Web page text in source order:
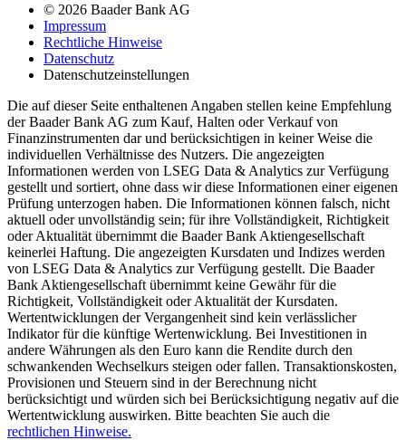
© 2026 Baader Bank AG
Impressum
Rechtliche Hinweise
Datenschutz
Datenschutzeinstellungen
Die auf dieser Seite enthaltenen Angaben stellen keine Empfehlung
der Baader Bank AG zum Kauf, Halten oder Verkauf von
Finanzinstrumenten dar und berücksichtigen in keiner Weise die
individuellen Verhältnisse des Nutzers. Die angezeigten
Informationen werden von LSEG Data & Analytics zur Verfügung
gestellt und sortiert, ohne dass wir diese Informationen einer eigenen
Prüfung unterzogen haben. Die Informationen können falsch, nicht
aktuell oder unvollständig sein; für ihre Vollständigkeit, Richtigkeit
oder Aktualität übernimmt die Baader Bank Aktiengesellschaft
keinerlei Haftung. Die angezeigten Kursdaten und Indizes werden
von LSEG Data & Analytics zur Verfügung gestellt. Die Baader
Bank Aktiengesellschaft übernimmt keine Gewähr für die
Richtigkeit, Vollständigkeit oder Aktualität der Kursdaten.
Wertentwicklungen der Vergangenheit sind kein verlässlicher
Indikator für die künftige Wertenwicklung. Bei Investitionen in
andere Währungen als den Euro kann die Rendite durch den
schwankenden Wechselkurs steigen oder fallen. Transaktionskosten,
Provisionen und Steuern sind in der Berechnung nicht
berücksichtigt und würden sich bei Berücksichtigung negativ auf die
Wertentwicklung auswirken. Bitte beachten Sie auch die
rechtlichen Hinweise.